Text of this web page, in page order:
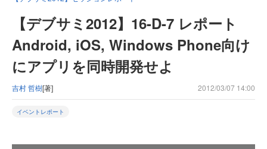
【デブサミ2012】16-D-7 レポート
Android, iOS, Windows Phone向け
にアプリを同時開発せよ
吉村 哲樹[著] 2012/03/07 14:00
イベントレポート